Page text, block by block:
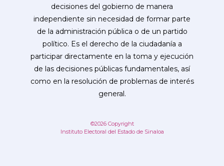
decisiones del gobierno de manera
independiente sin necesidad de formar parte
de la administración pública o de un partido
político. Es el derecho de la ciudadanía a
participar directamente en la toma y ejecución
de las decisiones públicas fundamentales, así
como en la resolución de problemas de interés
general.
©2026 Copyright
Instituto Electoral del Estado de Sinaloa